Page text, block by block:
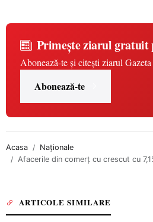
Primește ziarul gratuit
Abonează-te și citești ziarul
Abonează-te
Acasa
Naționale
Afacerile din comerţ cu crescut cu
ARTICOLE SIMILARE